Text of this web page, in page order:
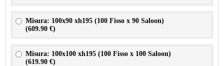
Misura: 100x90 xh195 (100 Fisso x 90 Saloon)
(609.90 €)
Misura: 100x100 xh195 (100 Fisso x 100 Saloon)
(619.90 €)